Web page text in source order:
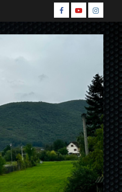
Spin
Facebook
Spin
Youtube
Spin